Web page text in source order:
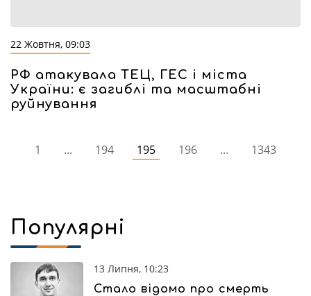
22 Жовтня, 09:03
РФ атакувала ТЕЦ, ГЕС і міста
України: є загиблі та масштабні
руйнування
1 ... 194 195 196 ... 1343
Популярні
13 Липня, 10:23
Стало відомо про смерть